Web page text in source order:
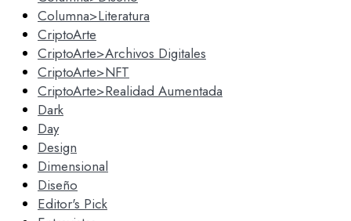
Columna>Literatura
CriptoArte
CriptoArte>Archivos Digitales
CriptoArte>NFT
CriptoArte>Realidad Aumentada
Dark
Day
Design
Dimensional
Diseño
Editor's Pick